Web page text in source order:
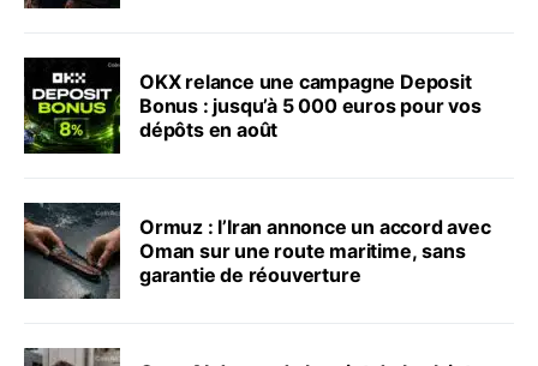
OKX relance une campagne Deposit
Bonus : jusqu’à 5 000 euros pour vos
dépôts en août
Ormuz : l’Iran annonce un accord avec
Oman sur une route maritime, sans
garantie de réouverture